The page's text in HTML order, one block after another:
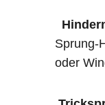
Sprung-
oder